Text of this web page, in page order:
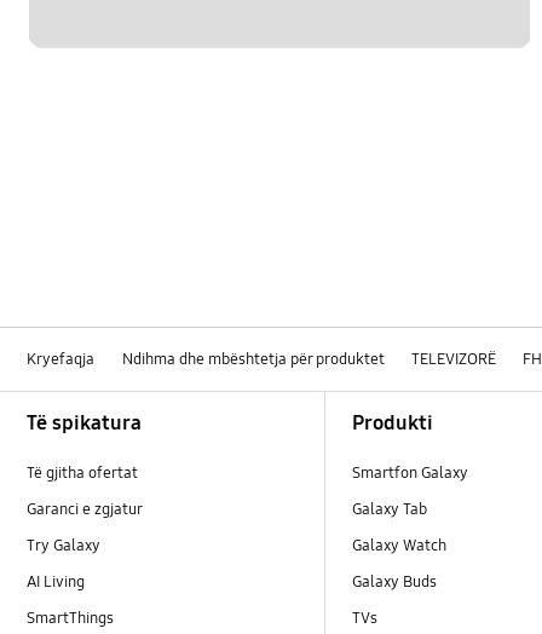
Kryefaqja Ndihma dhe mbështetja për produktet TELEVIZORË
Të spikatura
Të gjitha ofertat
Garanci e zgjatur
Try Galaxy
AI Living
SmartThings
Produkti
Smartfon Galaxy
Galaxy Tab
Galaxy Watch
Galaxy Buds
TVs